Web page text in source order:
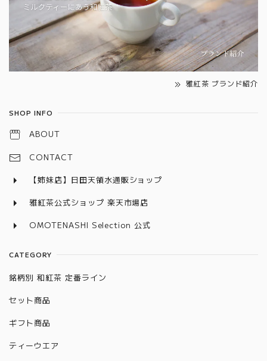
雅紅茶 ブランド紹介
SHOP INFO
ABOUT
CONTACT
【姉妹店】日田天領水通販ショップ
雅紅茶公式ショップ 楽天市場店
OMOTENASHI Selection 公式
CATEGORY
銘柄別 和紅茶 定番ライン
セット商品
ギフト商品
ティーウエア